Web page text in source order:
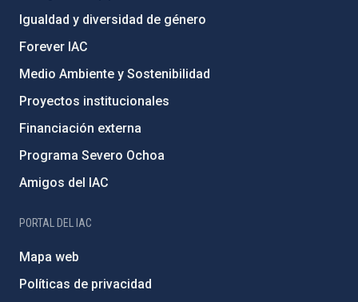
Igualdad y diversidad de género
Forever IAC
Medio Ambiente y Sostenibilidad
Proyectos institucionales
Financiación externa
Programa Severo Ochoa
Amigos del IAC
PORTAL DEL IAC
Mapa web
Políticas de privacidad